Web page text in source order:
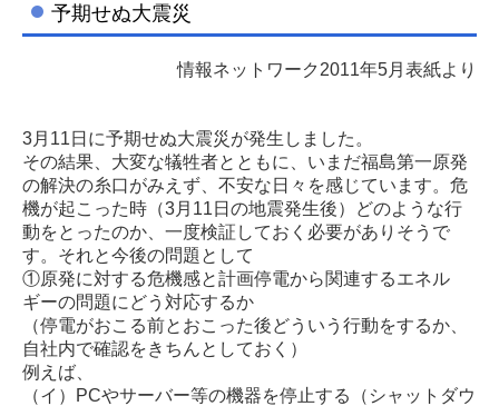
予期せぬ大震災
情報ネットワーク2011年5月表紙より
3月11日に予期せぬ大震災が発生しました。
その結果、大変な犠牲者とともに、いまだ福島第一原発
の解決の糸口がみえず、不安な日々を感じています。危
機が起こった時（3月11日の地震発生後）どのような行
動をとったのか、一度検証しておく必要がありそうで
す。それと今後の問題として
①原発に対する危機感と計画停電から関連するエネル
ギーの問題にどう対応するか
（停電がおこる前とおこった後どういう行動をするか、
自社内で確認をきちんとしておく）
例えば、
（イ）PCやサーバー等の機器を停止する（シャットダウ